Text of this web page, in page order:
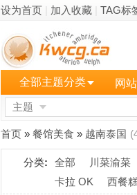
设为首页 加入收藏 TAG标
全部主题分类 网
主题
首页 » 餐馆美食 » 越南泰国
分类: 全部 川菜渝菜
卡拉 OK
西餐